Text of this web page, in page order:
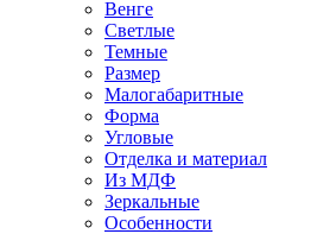
Венге
Светлые
Темные
Размер
Малогабаритные
Форма
Угловые
Отделка и материал
Из МДФ
Зеркальные
Особенности